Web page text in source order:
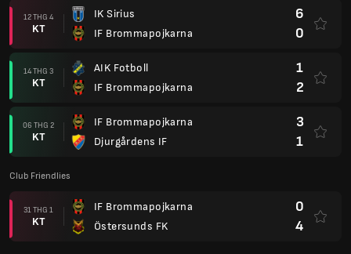
12 THG 4
KT
IK Sirius
IF Brommapojkarna
6
0
14 THG 3
KT
AIK Fotboll
IF Brommapojkarna
1
2
06 THG 2
KT
IF Brommapojkarna
Djurgårdens IF
3
1
Club Friendlies
31 THG 1
KT
IF Brommapojkarna
Östersunds FK
0
4